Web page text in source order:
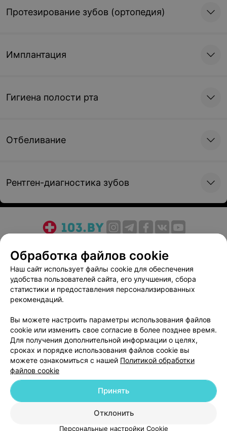
Повторное
Протезирование зубов (ортопедия)
Имплантация
Гигиена полости рта
Отбеливание
Рентген-диагностика зубов
Медицинский маркетинг
Публичный договор
Пользовательское соглашение
Способы оплаты
Партнеры
Написать руководителю 103.by
Персональные настройки cookie
Обработка персональных данных
© 2026 ООО «Артокс Лаб», УНП 191700409| 220012, Республика Беларусь,
Обработка файлов cookie
Наш сайт использует файлы cookie для обеспечения
удобства пользователей сайта, его улучшения, сбора
статистики и предоставления персонализированных
рекомендаций.
Вы можете настроить параметры использования файлов
cookie или изменить свое согласие в более позднее время.
Для получения дополнительной информации о целях,
сроках и порядке использования файлов cookie вы
можете ознакомиться с нашей Политикой обработки
файлов cookie
Отклонить
Принять
Персональные настройки Cookie